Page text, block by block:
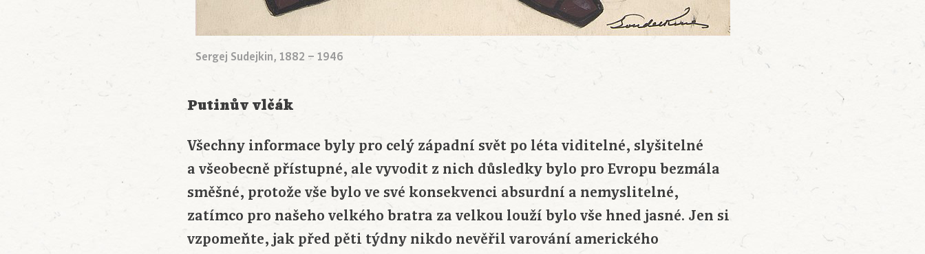
Sergej Sudejkin, 1882 – 1946
Putinův vlčák
Všechny informace byly pro celý západní svět po léta viditelné, slyšitelné
a všeobecně přístupné, ale vyvodit z nich důsledky bylo pro Evropu bezmála
směšné, protože vše bylo ve své konsekvenci absurdní a nemyslitelné,
zatímco pro našeho velkého bratra za velkou louží bylo vše hned jasné. Jen si
vzpomeňte, jak před pěti týdny nikdo nevěřil varování amerického